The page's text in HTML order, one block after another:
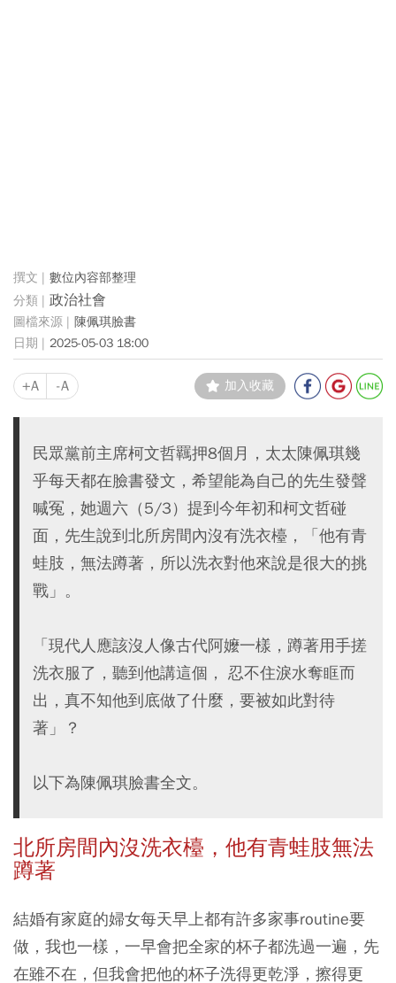
數位內容部整理
政治社會
陳佩琪臉書
2025-05-03 18:00
+A -A 加入收藏
民眾黨前主席柯文哲羈押8個月，太太陳佩琪幾
乎每天都在臉書發文，希望能為自己的先生發聲
喊冤，她週六（5/3）提到今年初和柯文哲碰
面，先生說到北所房間內沒有洗衣檯，「他有青
蛙肢，無法蹲著，所以洗衣對他來說是很大的挑
戰」。
「現代人應該沒人像古代阿嬤一樣，蹲著用手搓
洗衣服了，聽到他講這個， 忍不住淚水奪眶而
出，真不知他到底做了什麼，要被如此對待
著」？
以下為陳佩琪臉書全文。
北所房間內沒洗衣檯，他有青蛙肢無法
蹲著
結婚有家庭的婦女每天早上都有許多家事routine要
做，我也一樣，一早會把全家的杯子都洗過一遍，先
在雖不在，但我會把他的杯子洗得更乾淨，擦得更